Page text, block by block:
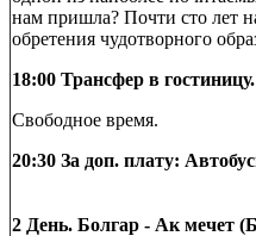
нам пришла? Почти сто лет
обретения чудотворного
18:00 Трансфер в гостиницу.
Свободное время.
20:30 За доп. плату:
2 День. Болгар - Ак мечет